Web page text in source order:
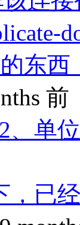
东
前
、单
，已